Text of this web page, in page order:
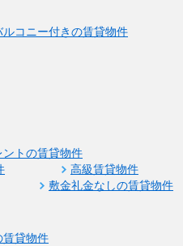
コニー付きの賃貸物件
ントの賃貸物件
高級賃貸物件
敷金礼金なしの賃貸物件
賃貸物件